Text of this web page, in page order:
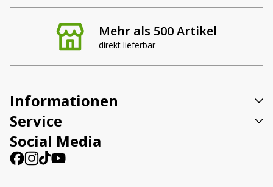
Mehr als 500 Artikel
direkt lieferbar
Informationen
Service
Social Media